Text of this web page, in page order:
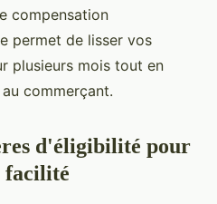
compensation
permet de lisser vos
plusieurs mois tout en
commerçant.
d'éligibilité pour
facilité